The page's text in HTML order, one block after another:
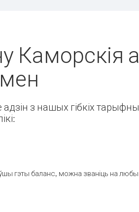
Каморскія
з нашых гібкіх
гэты баланс, можна званіць на